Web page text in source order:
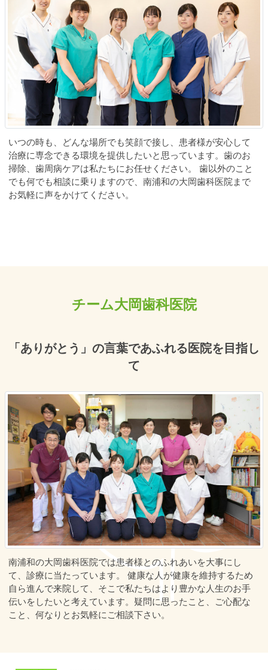
いつの時も、どんな場所でも笑顔で接し、患者様が安心して
治療に専念できる環境を提供したいと思っています。歯のお
掃除、歯周病ケアは私たちにお任せください。 歯以外のこと
でも何でも相談に乗りますので、南浦和の大岡歯科医院まで
お気軽に声をかけてください。
チーム大岡歯科医院
「ありがとう」の言葉であふれる医院を目指し
て
南浦和の大岡歯科医院では患者様とのふれあいを大事にし
て、診療に当たっています。 健康な人が健康を維持するため
自ら進んで来院して、そこで私たちはより豊かな人生のお手
伝いをしたいと考えています。疑問に思ったこと、ご心配な
こと、何なりとお気軽にご相談下さい。